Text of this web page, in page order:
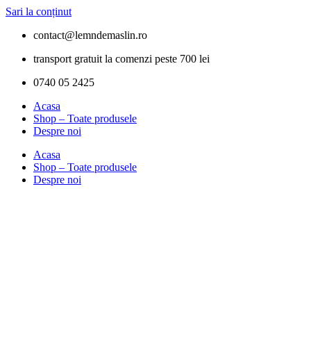
Sari la conținut
contact@lemndemaslin.ro
transport gratuit la comenzi peste 700 lei
0740 05 2425
Acasa
Shop – Toate produsele
Despre noi
Acasa
Shop – Toate produsele
Despre noi